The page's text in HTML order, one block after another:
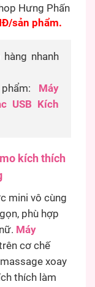
Hưng Phấn
sản phẩm.
nhanh
Máy
USB Kích
kích thích
mini vô cùng
phù hợp
Máy
cơ chế
xoay
thích làm